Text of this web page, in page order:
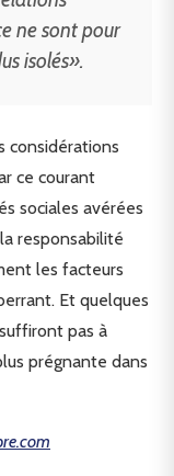
ne sont pour
isolés».
considérations
ce courant
sociales avérées
responsabilité
les facteurs
Et quelques
pas à
prégnante dans